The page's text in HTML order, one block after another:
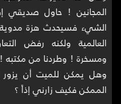
المجانين ! حاول صديقي
الشيء فسيحدث هزة
العالمية ولكنه رفض
ومسخرة ! وطردنا من مكتبه
وهل يمكن للميت أن يزور
الممكن فكيف زارني إذاً ؟